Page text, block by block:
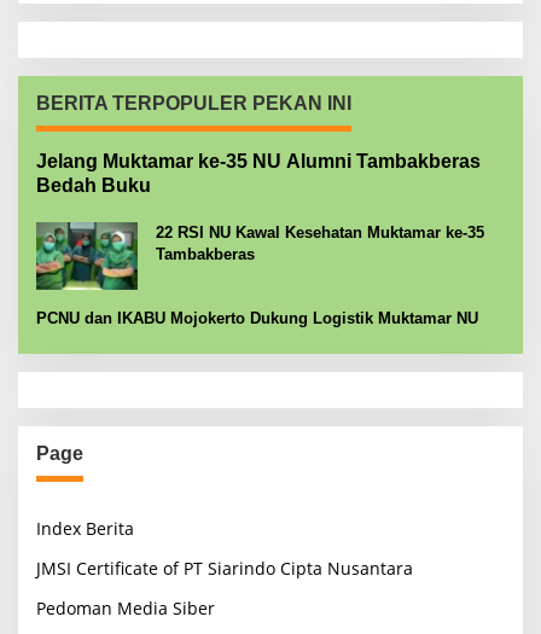
BERITA TERPOPULER PEKAN INI
Jelang Muktamar ke-35 NU Alumni Tambakberas
Bedah Buku
22 RSI NU Kawal Kesehatan Muktamar ke-35
Tambakberas
PCNU dan IKABU Mojokerto Dukung Logistik Muktamar NU
Page
Index Berita
JMSI Certificate of PT Siarindo Cipta Nusantara
Pedoman Media Siber